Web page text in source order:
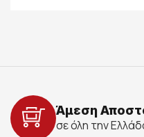
Άμεση
σε όλη την